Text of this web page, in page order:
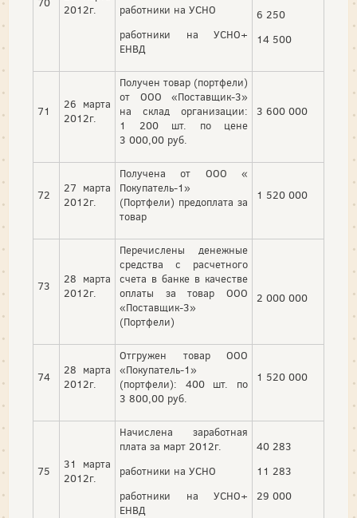
2012г.
работники на УСНО
работники на УСНО+
ЕНВД
6 250
14 500
71
26 марта
2012г.
Получен товар (портфели)
от ООО «Поставщик-3»
на склад организации:
1 200 шт. по цене
3 000,00 руб.
3 600 000
72
27 марта
2012г.
Получена от ООО «
Покупатель-1»
(Портфели) предоплата за
товар
1 520 000
73
28 марта
2012г.
Перечислены денежные
средства с расчетного
счета в банке в качестве
оплаты за товар ООО
«Поставщик-3»
(Портфели)
2 000 000
74
28 марта
2012г.
Отгружен товар ООО
«Покупатель-1»
(портфели): 400 шт. по
3 800,00 руб.
1 520 000
75
31 марта
2012г.
Начислена заработная
плата за март 2012г.
работники на УСНО
работники на УСНО+
ЕНВД
40 283
11 283
29 000